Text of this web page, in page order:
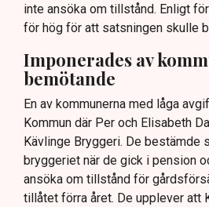
inte ansöka om tillstånd. Enligt
för hög för att satsningen skulle
Imponerades av
bemötande
En av kommunerna med låga
Kommun där Per och Elisabeth
Kävlinge Bryggeri. De bestämde
bryggeriet när de gick i pension
ansöka om tillstånd för
tillåtet förra året. De upplever att